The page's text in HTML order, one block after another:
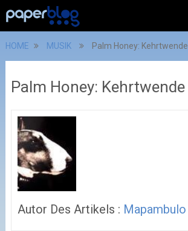
HOME MUSIK Palm Honey: Kehrtwende
Palm Honey: Kehrtwende
Autor Des Artikels : Mapambulo